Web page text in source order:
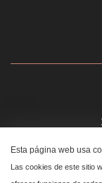
Esta página web usa
Las cookies de este sitio